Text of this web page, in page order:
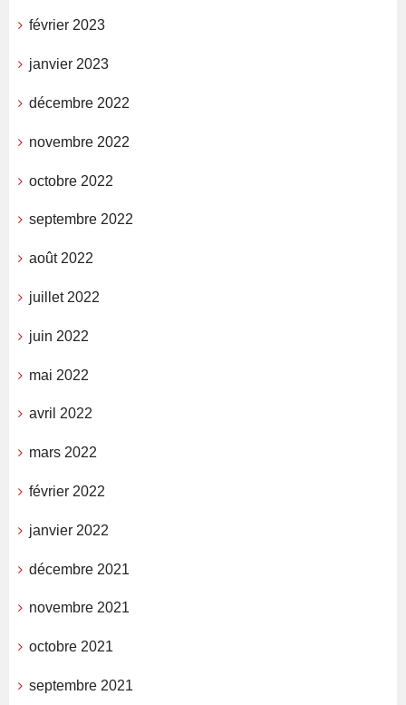
février 2023
janvier 2023
décembre 2022
novembre 2022
octobre 2022
septembre 2022
août 2022
juillet 2022
juin 2022
mai 2022
avril 2022
mars 2022
février 2022
janvier 2022
décembre 2021
novembre 2021
octobre 2021
septembre 2021